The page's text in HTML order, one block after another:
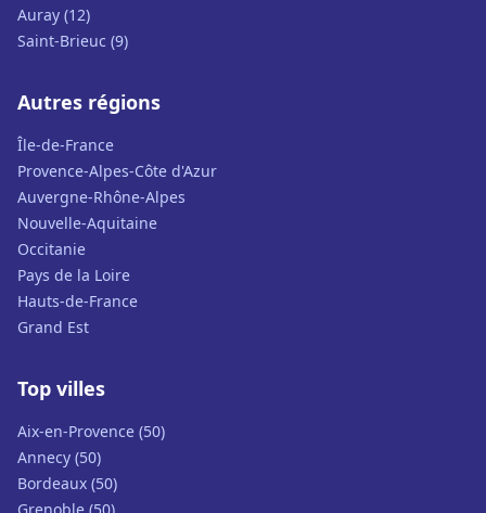
Auray (12)
Saint-Brieuc (9)
Autres régions
Île-de-France
Provence-Alpes-Côte d'Azur
Auvergne-Rhône-Alpes
Nouvelle-Aquitaine
Occitanie
Pays de la Loire
Hauts-de-France
Grand Est
Top villes
Aix-en-Provence (50)
Annecy (50)
Bordeaux (50)